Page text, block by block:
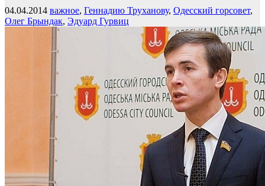
04.04.2014 важное, Геннадию Труханову, Одесский горсовет,
Олег Брындак, Эдуард Гурвиц